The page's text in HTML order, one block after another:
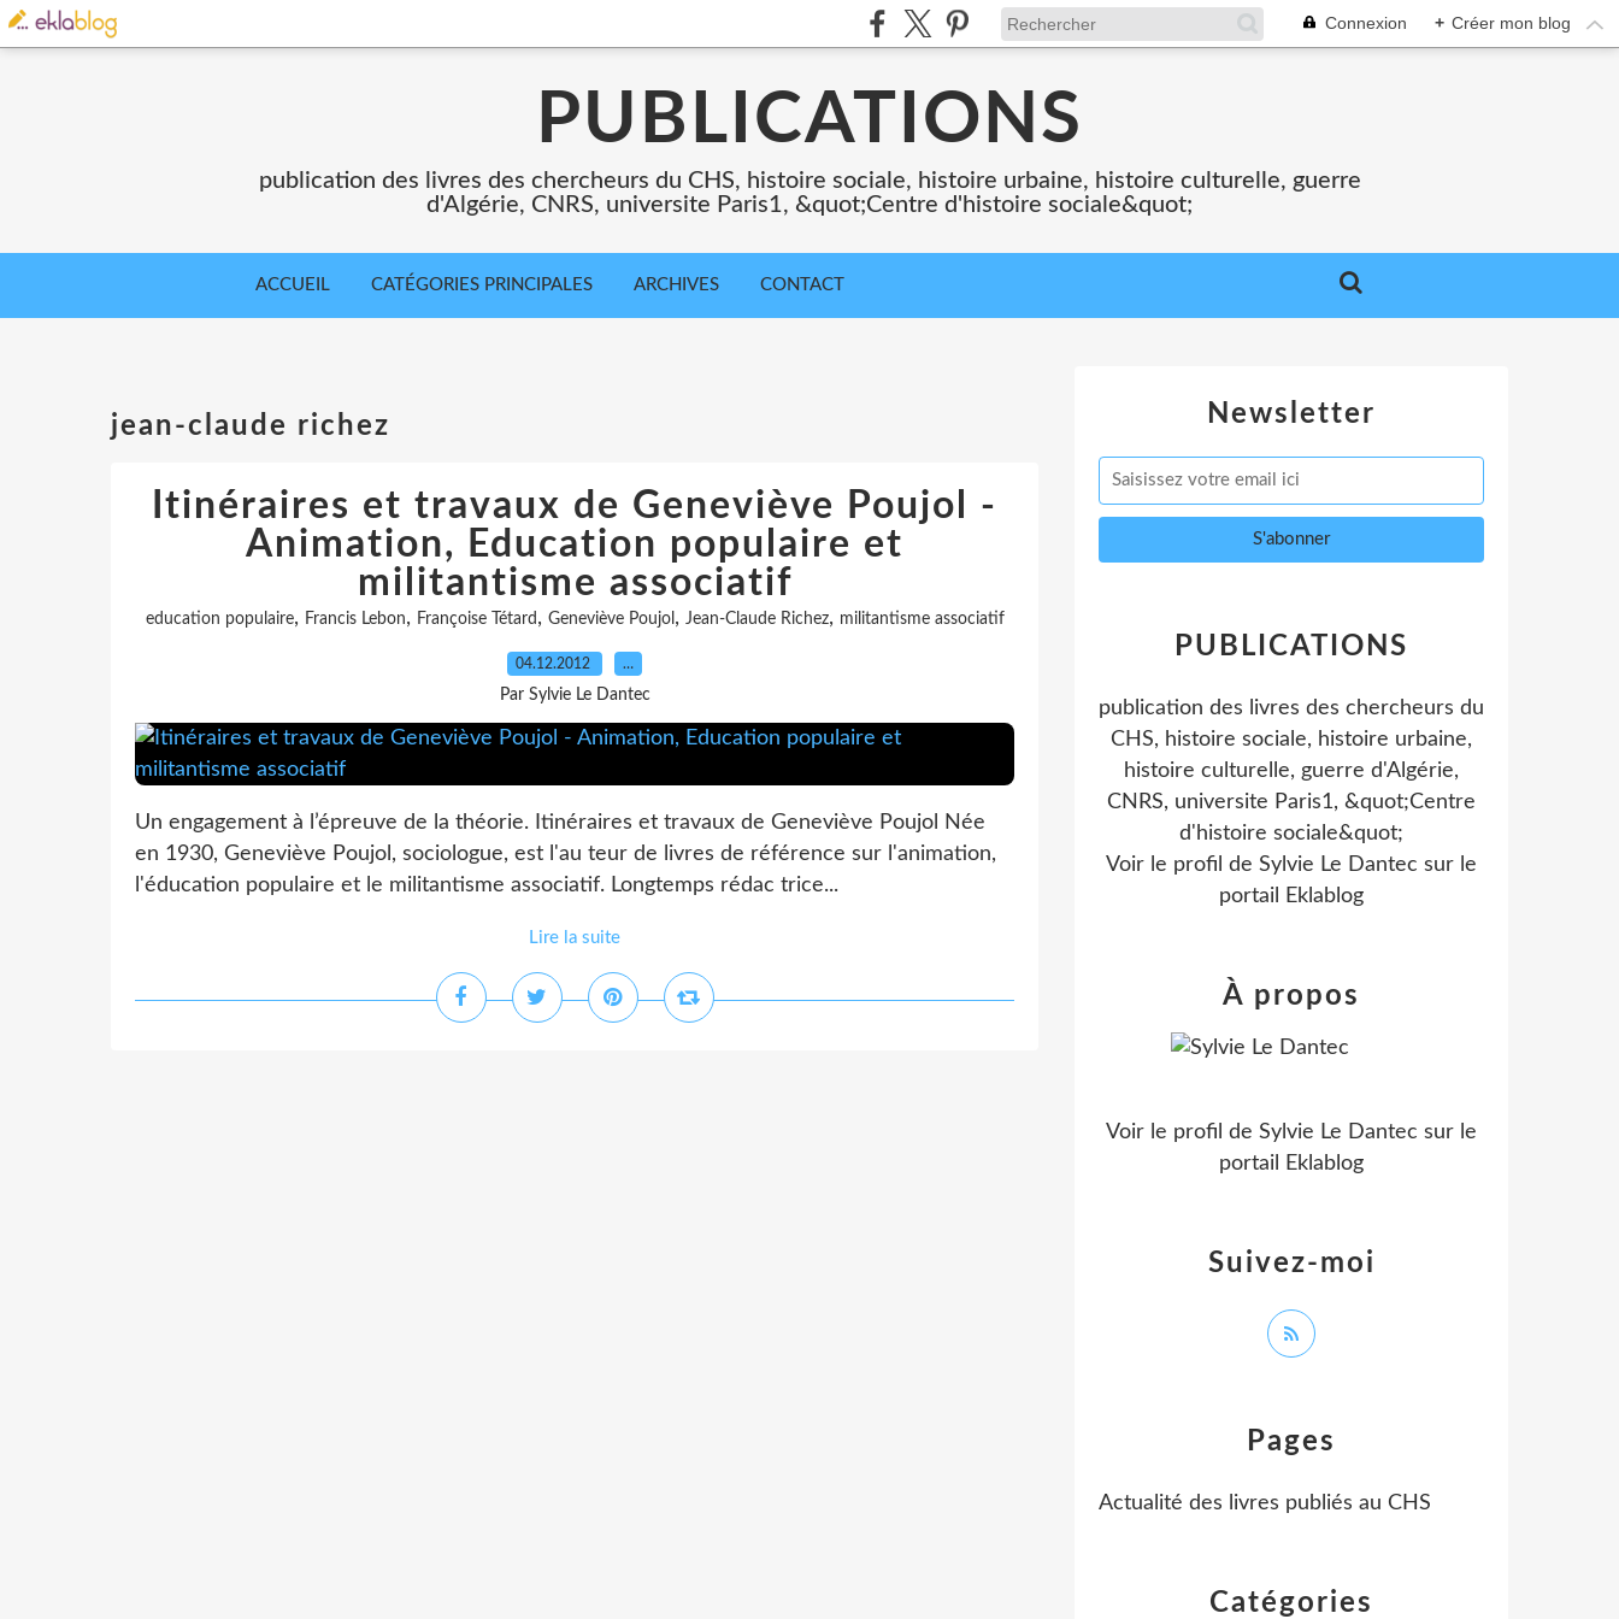
Connexion + Créer mon blog
PUBLICATIONS
publication des livres des chercheurs du CHS, histoire sociale, histoire urbaine, histoire culturelle, guerre
d'Algérie, CNRS, universite Paris1, &quot;Centre d'histoire sociale&quot;
ACCUEIL CATÉGORIES PRINCIPALES ARCHIVES CONTACT
jean-claude richez
Itinéraires et travaux de Geneviève Poujol -
Animation, Education populaire et
militantisme associatif
education populaire, Francis Lebon, Françoise Tétard , Geneviève Poujol, Jean-Claude Richez, militantisme associatif
04.12.2012 …
Par Sylvie Le Dantec
Un engagement à l’épreuve de la théorie. Itinéraires et travaux de Geneviève Poujol Née
en 1930, Geneviève Poujol, sociologue, est l'au teur de livres de référence sur l'animation,
l'éducation populaire et le militantisme associatif. Longtemps rédac trice...
Lire la suite
Newsletter
Catégories
Pages
Actualité des livres publiés au CHS
PUBLICATIONS
publication des livres des chercheurs du
CHS, histoire sociale, histoire urbaine,
histoire culturelle, guerre d'Algérie,
CNRS, universite Paris1, &quot;Centre
d'histoire sociale&quot;
Voir le profil de Sylvie Le Dantec sur le
portail Eklablog
Suivez-moi
À propos
Voir le profil de Sylvie Le Dantec sur le
portail Eklablog